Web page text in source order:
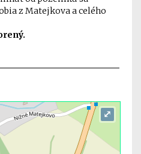
z Matejkova a celého
⤢